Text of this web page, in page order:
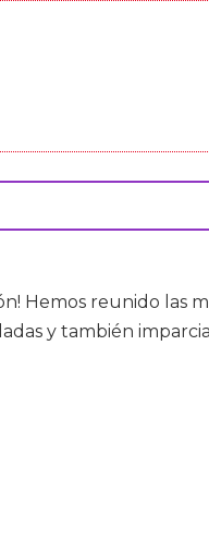
Hemos reunido las
y también